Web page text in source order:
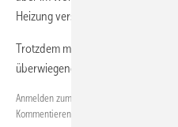
Heizung versorgt wird.
Trotzdem muss nachgewiesen
überwiegend der Raumheizung
Anmelden zum
Kommentieren.